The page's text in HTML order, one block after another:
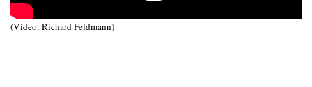
(Video: Richard Feldmann)